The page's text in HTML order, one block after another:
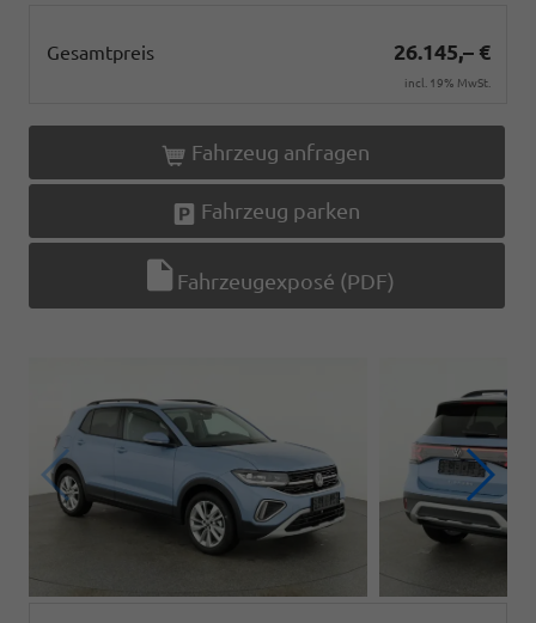
Gesamtpreis 26.145,– €
incl. 19% MwSt.
Fahrzeug anfragen
Fahrzeug parken
Fahrzeugexposé (PDF)